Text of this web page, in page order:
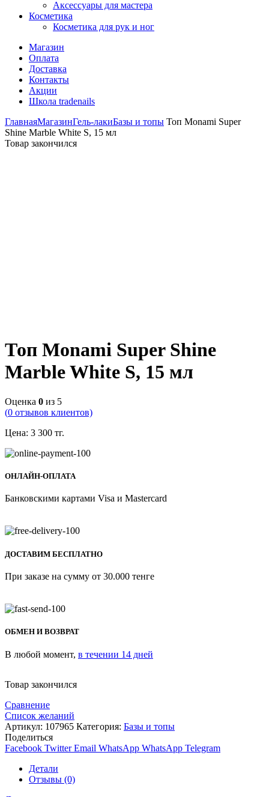
Аксессуары для мастера
Косметика
Косметика для рук и ног
Магазин
Оплата
Доставка
Контакты
Акции
Школа tradenails
ГлавнаяМагазинГель-лакиБазы и топы Топ Monami Super
Shine Marble White S, 15 мл
Товар закончился
Топ Monami Super Shine
Marble White S, 15 мл
Оценка 0 из 5
(0 отзывов клиентов)
Цена: 3 300 тг.
ОНЛАЙН-ОПЛАТА
Банковскими картами Visa и Mastercard
ДОСТАВИМ БЕСПЛАТНО
При заказе на сумму от 30.000 тенге
ОБМЕН И ВОЗВРАТ
В любой момент, в течении 14 дней
Товар закончился
Сравнение
Список желаний
Артикул: 107965 Категория: Базы и топы
Поделиться
Facebook Twitter Email WhatsApp WhatsApp Telegram
Детали
Отзывы (0)